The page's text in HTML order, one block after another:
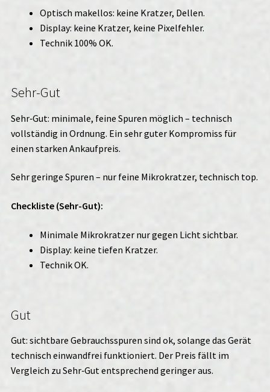
Optisch makellos: keine Kratzer, Dellen.
Display: keine Kratzer, keine Pixelfehler.
Technik 100% OK.
Sehr-Gut
Sehr‑Gut: minimale, feine Spuren möglich – technisch
vollständig in Ordnung. Ein sehr guter Kompromiss für
einen starken Ankaufpreis.
Sehr geringe Spuren – nur feine Mikrokratzer, technisch top.
Checkliste (Sehr-Gut):
Minimale Mikrokratzer nur gegen Licht sichtbar.
Display: keine tiefen Kratzer.
Technik OK.
Gut
Gut: sichtbare Gebrauchsspuren sind ok, solange das Gerät
technisch einwandfrei funktioniert. Der Preis fällt im
Vergleich zu Sehr‑Gut entsprechend geringer aus.